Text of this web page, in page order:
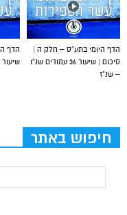
הדף
שיעור 37 | סעודת סיום
הדף היומי בתע”ס – חלק ה |
סיכום | שיעור 36 עמודים שנ”ו
– שנ”ז
חיפוש באתר